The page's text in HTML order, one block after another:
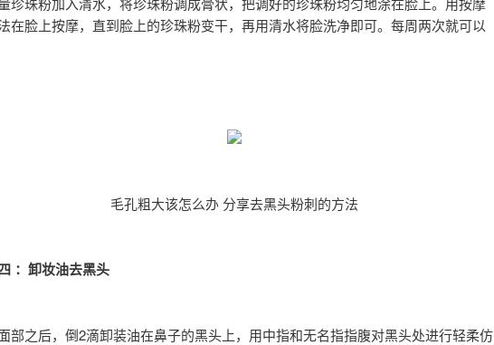
在脸上按摩，直到脸上的珍珠粉变干，再用清水将脸洗净即可。每周两次就可以
毛孔粗大该怎么办 分享去黑头粉刺的方法
：卸妆油去黑头
部之后，倒2滴卸装油在鼻子的黑头上，用中指和无名指指腹对黑头处进行轻柔仿